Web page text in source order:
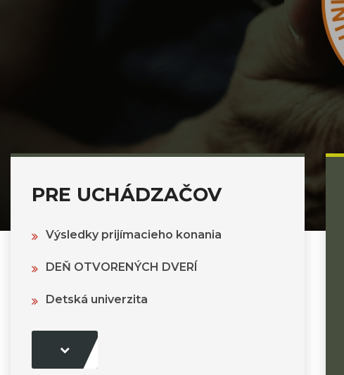
PRE UCHÁDZAČOV
Výsledky prijímacieho konania
DEŇ OTVORENÝCH DVERÍ
Detská univerzita